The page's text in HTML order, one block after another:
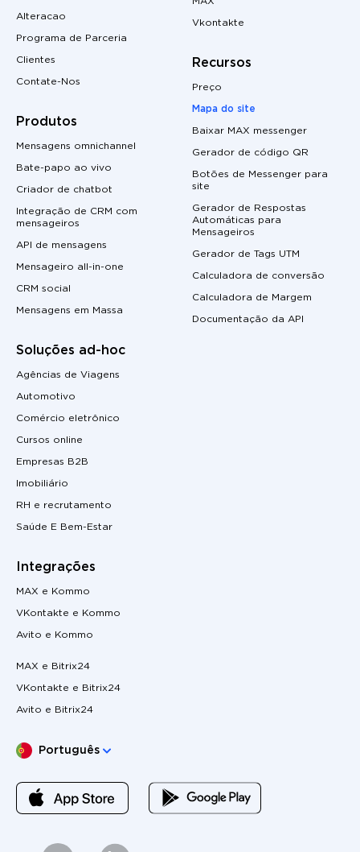
Alteracao
Programa de Parceria
Clientes
Contate-Nos
Produtos
Mensagens omnichannel
Bate-papo ao vivo
Criador de chatbot
Integração de CRM com
mensageiros
API de mensagens
Mensageiro all-in-one
CRM social
Mensagens em Massa
Soluções ad-hoc
Agências de Viagens
Automotivo
Comércio eletrônico
Cursos online
Empresas B2B
Imobiliário
RH e recrutamento
Saúde E Bem-Estar
Integrações
MAX e Kommo
VKontakte e Kommo
Avito e Kommo
MAX e Bitrix24
VKontakte e Bitrix24
Avito e Bitrix24
Vkontakte
Recursos
Preço
Mapa do site
Baixar MAX messenger
Gerador de código QR
Botões de Messenger para
site
Gerador de Respostas
Automáticas para
Mensageiros
Gerador de Tags UTM
Calculadora de conversão
Calculadora de Margem
Documentação da API
Escolha o seu idioma
Português